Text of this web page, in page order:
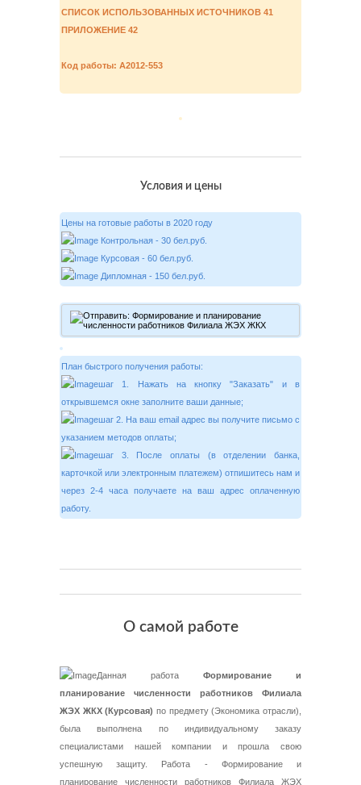
СПИСОК ИСПОЛЬЗОВАННЫХ ИСТОЧНИКОВ 41
ПРИЛОЖЕНИЕ 42
Код работы: A2012-553
Условия и цены
Цены на готовые работы в 2020 году
Контрольная - 30 бел.руб.
Курсовая - 60 бел.руб.
Дипломная - 150 бел.руб.
План быстрого получения работы:
шаг 1. Нажать на кнопку "Заказать" и в
открывшемся окне заполните ваши данные;
шаг 2. На ваш email адрес вы получите письмо с
указанием методов оплаты;
шаг 3. После оплаты (в отделении банка,
карточкой или электронным платежем) отпишитесь нам и
через 2-4 часа получаете на ваш адрес оплаченную
работу.
О самой работе
Данная работа Формирование и
планирование численности работников Филиала
ЖЭХ ЖКХ (Курсовая) по предмету (Экономика отрасли),
была выполнена по индивидуальному заказу
специалистами нашей компании и прошла свою
успешную защиту. Работа - Формирование и
планирование численности работников Филиала ЖЭХ